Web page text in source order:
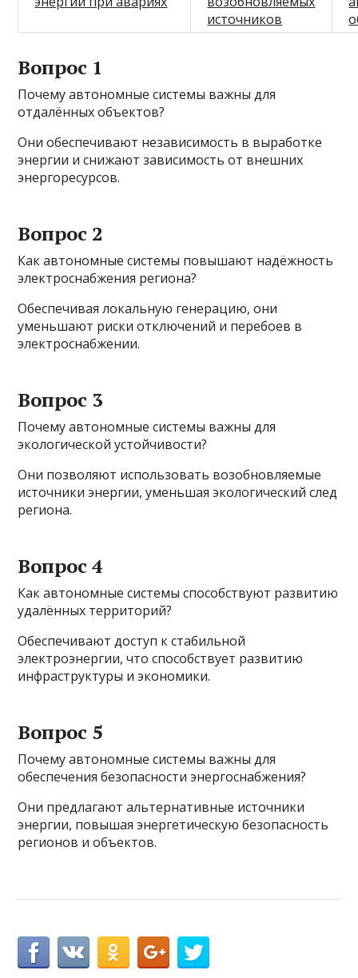
источников
Вопрос 1
Почему автономные системы важны для
отдалённых объектов?
Они обеспечивают независимость в выработке
энергии и снижают зависимость от внешних
энергоресурсов.
Вопрос 2
Как автономные системы повышают надёжность
электроснабжения региона?
Обеспечивая локальную генерацию, они
уменьшают риски отключений и перебоев в
электроснабжении.
Вопрос 3
Почему автономные системы важны для
экологической устойчивости?
Они позволяют использовать возобновляемые
источники энергии, уменьшая экологический след
региона.
Вопрос 4
Как автономные системы способствуют развитию
удалённых территорий?
Обеспечивают доступ к стабильной
электроэнергии, что способствует развитию
инфраструктуры и экономики.
Вопрос 5
Почему автономные системы важны для
обеспечения безопасности энергоснабжения?
Они предлагают альтернативные источники
энергии, повышая энергетическую безопасность
регионов и объектов.